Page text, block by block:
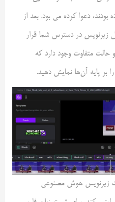
دعوا کرده می بود. بعد از
زیرنویس در دسترس شما قرار
حالت متفاوت وجود دارد که
بر پایه آن‌ها نمایش دهید.
زیرنویس هوش مصنوعی